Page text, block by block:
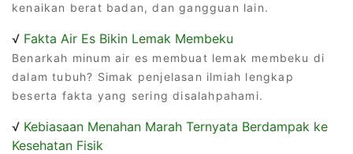
kenaikan berat badan, dan gangguan lain.
√ Fakta Air Es Bikin Lemak Membeku
Benarkah minum air es membuat lemak membeku di
dalam tubuh? Simak penjelasan ilmiah lengkap
beserta fakta yang sering disalahpahami.
√ Kebiasaan Menahan Marah Ternyata Berdampak ke
Kesehatan Fisik